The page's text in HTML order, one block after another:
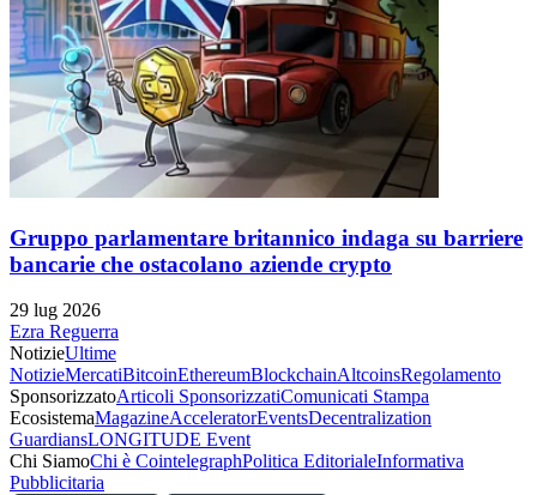
Gruppo parlamentare britannico indaga su barriere
bancarie che ostacolano aziende crypto
29 lug 2026
Ezra Reguerra
NotizieUltime
NotizieMercatiBitcoinEthereumBlockchainAltcoinsRegolamento
SponsorizzatoArticoli SponsorizzatiComunicati Stampa
EcosistemaMagazineAcceleratorEventsDecentralization
GuardiansLONGITUDE Event
Chi SiamoChi è CointelegraphPolitica EditorialeInformativa
Pubblicitaria